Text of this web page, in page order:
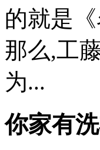
的就是
那么,工
为...
你家有